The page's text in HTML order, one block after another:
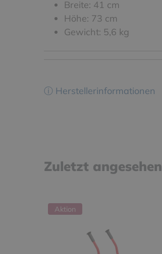
Breite: 41 cm
Höhe: 73 cm
Gewicht: 5,6 kg
ⓘ Herstellerinformationen
Zuletzt angesehen
Aktion